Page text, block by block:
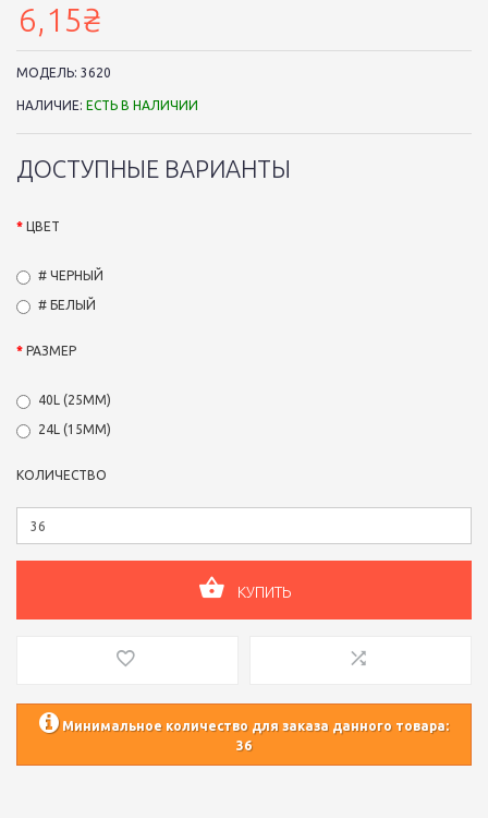
6,15₴
МОДЕЛЬ: 3620
НАЛИЧИЕ: ЕСТЬ В НАЛИЧИИ
ДОСТУПНЫЕ ВАРИАНТЫ
ЦВЕТ
# ЧЕРНЫЙ
# БЕЛЫЙ
РАЗМЕР
40L (25ММ)
24L (15ММ)
КОЛИЧЕСТВО
КУПИТЬ
Минимальное количество для заказа данного товара:
36